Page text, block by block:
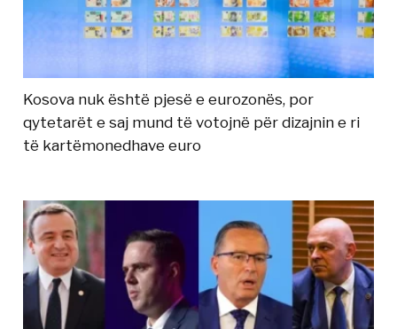
Kosova nuk është pjesë e eurozonës, por
qytetarët e saj mund të votojnë për dizajnin e ri
të kartëmonedhave euro